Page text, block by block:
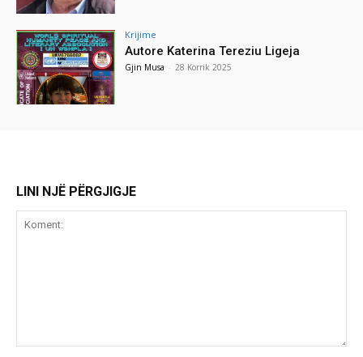
Krijime
Autore Katerina Tereziu Ligeja
Gjin Musa - 28 Korrik 2025
LINI NJË PËRGJIGJE